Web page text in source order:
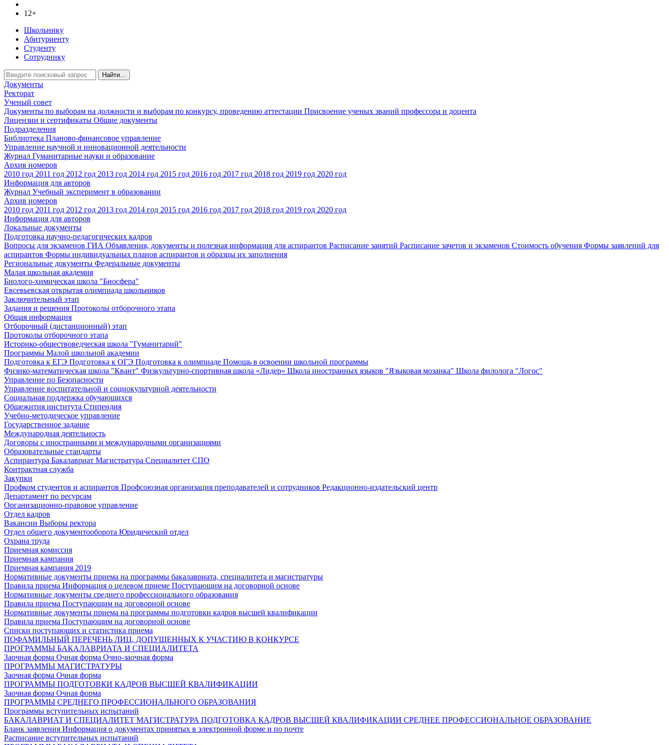
12+
Школьнику
Абитуриенту
Студенту
Сотруднику
Найти...
Документы
Ректорат
Ученый совет
Документы по выборам на должности и выборам по конкурсу, проведению аттестации Присвоение ученых званий профессора и доцента
Лицензии и сертификаты Общие документы
Подразделения
Библиотека Планово-финансовое управление
Управление научной и инновационной деятельности
Журнал Гуманитарные науки и образование
Архив номеров
2010 год 2011 год 2012 год 2013 год 2014 год 2015 год 2016 год 2017 год 2018 год 2019 год 2020 год
Информация для авторов
Журнал Учебный эксперимент в образовании
Архив номеров
2010 год 2011 год 2012 год 2013 год 2014 год 2015 год 2016 год 2017 год 2018 год 2019 год 2020 год
Информация для авторов
Локальные документы
Подготовка научно-педагогических кадров
Вопросы для экзаменов ГИА Объявления, документы и полезная информация для аспирантов Расписание занятий Расписание зачетов и экзаменов Стоимость обучения Формы заявлений для
аспирантов Формы индивидуальных планов аспирантов и образцы их заполнения
Региональные документы Федеральные документы
Малая школьная академия
Биолого-химическая школа "Биосфера"
Евсевьевская открытая олимпиада школьников
Заключительный этап
Задания и решения Протоколы отборочного этапа
Общая информация
Отборочный (дистанционный) этап
Протоколы отборочного этапа
Историко-обществоведческая школа "Гуманитарий"
Программы Малой школьной академии
Подготовка к ЕГЭ Подготовка к ОГЭ Подготовка к олимпиаде Помощь в освоении школьной программы
Физико-математическая школа "Квант" Физкультурно-спортивная школа «Лидер» Школа иностранных языков "Языковая мозаика" Школа филолога "Логос"
Управление по Безопасности
Управление воспитательной и социокультурной деятельности
Социальная поддержка обучающихся
Общежития института Стипендия
Учебно-методическое управление
Государственное задание
Международная деятельность
Договоры с иностранными и международными организациями
Образовательные стандарты
Аспирантура Бакалавриат Магистратура Специалитет СПО
Контрактная служба
Закупки
Профком студентов и аспирантов Профсоюзная организация преподавателей и сотрудников Редакционно-издательский центр
Департамент по ресурсам
Организационно-правовое управление
Отдел кадров
Вакансии Выборы ректора
Отдел общего документооборота Юридический отдел
Охрана труда
Приемная комиссия
Приемная кампания
Приемная кампания 2019
Нормативные документы приема на программы бакалавриата, специалитета и магистратуры
Правила приема Информация о целевом приеме Поступающим на договорной основе
Нормативные документы среднего профессионального образования
Правила приема Поступающим на договорной основе
Нормативные документы приема на программы подготовки кадров высшей квалификации
Правила приема Поступающим на договорной основе
Списки поступающих и статистика приема
ПОФАМИЛЬНЫЙ ПЕРЕЧЕНЬ ЛИЦ, ДОПУЩЕННЫХ К УЧАСТИЮ В КОНКУРСЕ
ПРОГРАММЫ БАКАЛАВРИАТА И СПЕЦИАЛИТЕТА
Заочная форма Очная форма Очно-заочная форма
ПРОГРАММЫ МАГИСТРАТУРЫ
Заочная форма Очная форма
ПРОГРАММЫ ПОДГОТОВКИ КАДРОВ ВЫСШЕЙ КВАЛИФИКАЦИИ
Заочная форма Очная форма
ПРОГРАММЫ СРЕДНЕГО ПРОФЕССИОНАЛЬНОГО ОБРАЗОВАНИЯ
Программы вступительных испытаний
БАКАЛАВРИАТ И СПЕЦИАЛИТЕТ МАГИСТРАТУРА ПОДГОТОВКА КАДРОВ ВЫСШЕЙ КВАЛИФИКАЦИИ СРЕДНЕЕ ПРОФЕССИОНАЛЬНОЕ ОБРАЗОВАНИЕ
Бланк заявления Информация о документах принятых в электронной форме и по почте
Расписание вступительных испытаний